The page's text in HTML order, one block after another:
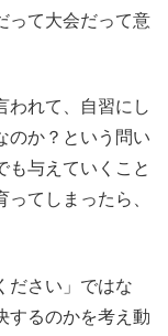
って大会だって意
われて、自習にし
のか？という問い
も与えていくこと
てしまったら、
ださい」ではな
するのかを考え動